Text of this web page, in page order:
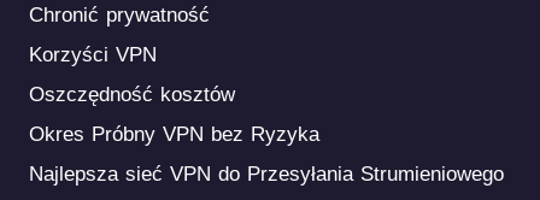
Chronić prywatność
Korzyści VPN
Oszczędność kosztów
Okres Próbny VPN bez Ryzyka
Najlepsza sieć VPN do Przesyłania Strumieniowego